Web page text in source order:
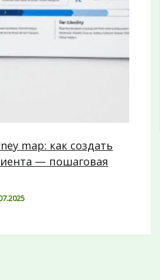
map: как создать
— пошаговая